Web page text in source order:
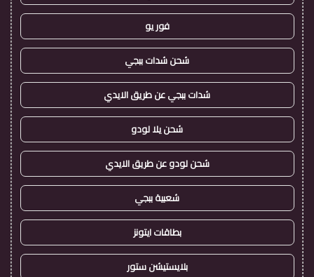
فور يو
شحن شدات ببجي
شدات ببجي عن طريق الايدي
شحن يلا لودو
شحن لودو عن طريق الايدي
شعبية ببجي
بطاقات ايتونز
بلايستيشن ستور